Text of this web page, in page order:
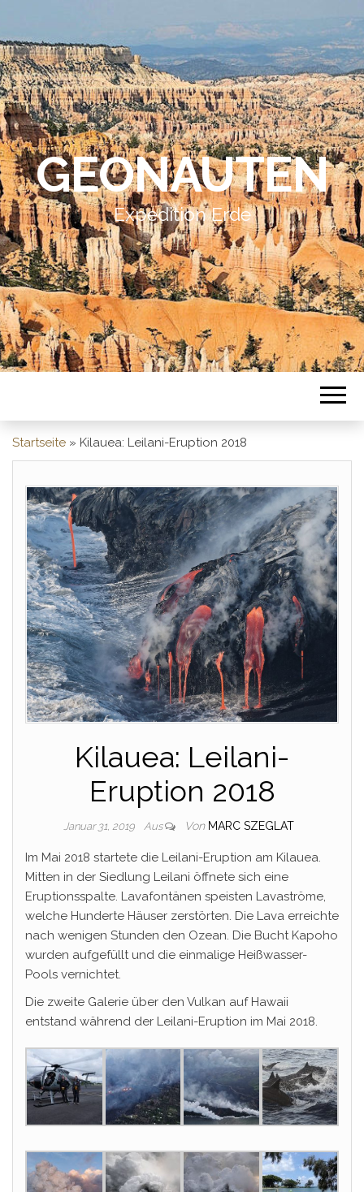
GEONAUTEN
Expedition Erde
Startseite » Kilauea: Leilani-Eruption 2018
Kilauea: Leilani-
Eruption 2018
Januar 31, 2019 Aus Von MARC SZEGLAT
Im Mai 2018 startete die Leilani-Eruption am Kilauea.
Mitten in der Siedlung Leilani öffnete sich eine
Eruptionsspalte. Lavafontänen speisten Lavaströme,
welche Hunderte Häuser zerstörten. Die Lava erreichte
nach wenigen Stunden den Ozean. Die Bucht Kapoho
wurden aufgefüllt und die einmalige Heißwasser-
Pools vernichtet.
Die zweite Galerie über den Vulkan auf Hawaii
entstand während der Leilani-Eruption im Mai 2018.